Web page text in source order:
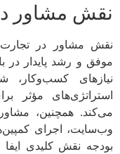
نقش مشاور
نقش مشاور در تجارت
موفق و رشد پایدار در
نیازهای کسب‌وکار،
استراتژی‌های مؤثر
می‌کند. همچنین،
وب‌سایت، اجرای
بودجه نقش کلیدی